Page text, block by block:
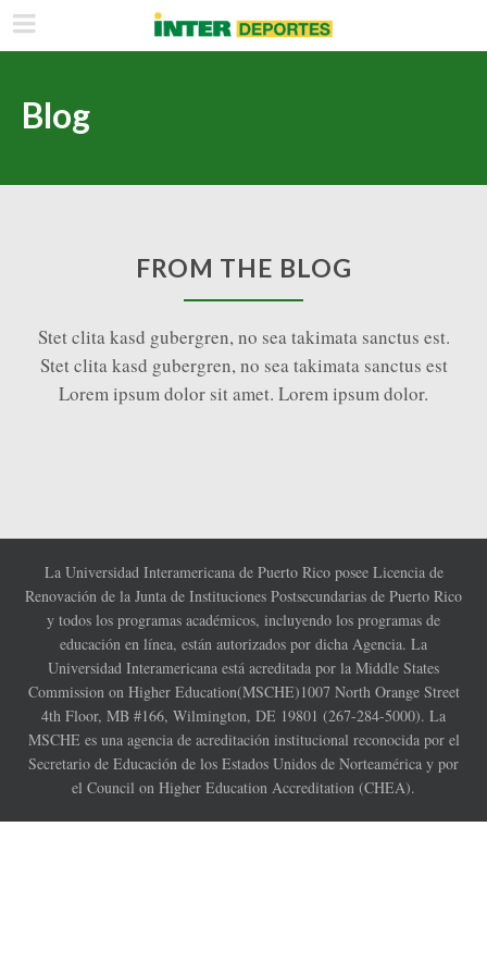
Blog
FROM THE BLOG
Stet clita kasd gubergren, no sea takimata sanctus est.
Stet clita kasd gubergren, no sea takimata sanctus est
Lorem ipsum dolor sit amet. Lorem ipsum dolor.
La Universidad Interamericana de Puerto Rico posee Licencia de
Renovación de la Junta de Instituciones Postsecundarias de Puerto Rico
y todos los programas académicos, incluyendo los programas de
educación en línea, están autorizados por dicha Agencia. La
Universidad Interamericana está acreditada por la Middle States
Commission on Higher Education(MSCHE)1007 North Orange Street
4th Floor, MB #166, Wilmington, DE 19801 (267-284-5000). La
MSCHE es una agencia de acreditación institucional reconocida por el
Secretario de Educación de los Estados Unidos de Norteamérica y por
el Council on Higher Education Accreditation (CHEA).